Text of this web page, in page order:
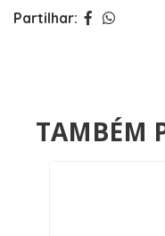
Partilhar:
TAMBÉM